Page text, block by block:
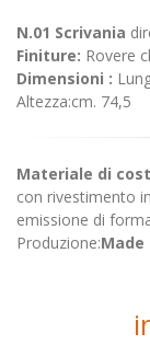
N.01 Scrivania
Finiture: Rovere
Dimensioni :
Altezza:cm. 74,5
Materiale di
con rivestimento
emissione di
Produzione:Made